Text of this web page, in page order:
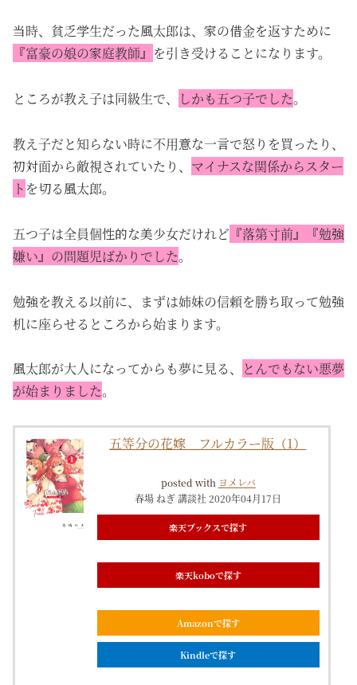
当時、貧乏学生だった風太郎は、家の借金を返すために
『富豪の娘の家庭教師』 を引き受けることになります。
ところが教え子は同級生で、 しかも五つ子でした。
教え子だと知らない時に不用意な一言で怒りを買ったり、
初対面から敵視されていたり、 マイナスな関係からスター
ト を切る風太郎。
五つ子は全員個性的な美少女だけれど 『落第寸前』『勉強
嫌い』の問題児ばかりでした。
勉強を教える以前に、まずは姉妹の信頼を勝ち取って勉強
机に座らせるところから始まります。
風太郎が大人になってからも夢に見る、
とんでもない悪夢
が始まりました。
五等分の花嫁 フルカラー版（1）
posted with ヨメレバ
春場 ねぎ 講談社 2020年04月17日
楽天ブックスで探す
楽天koboで探す
Amazonで探す
Kindleで探す